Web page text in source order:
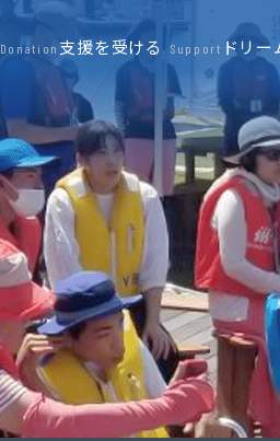
Donation 支援を受ける Support ドリ